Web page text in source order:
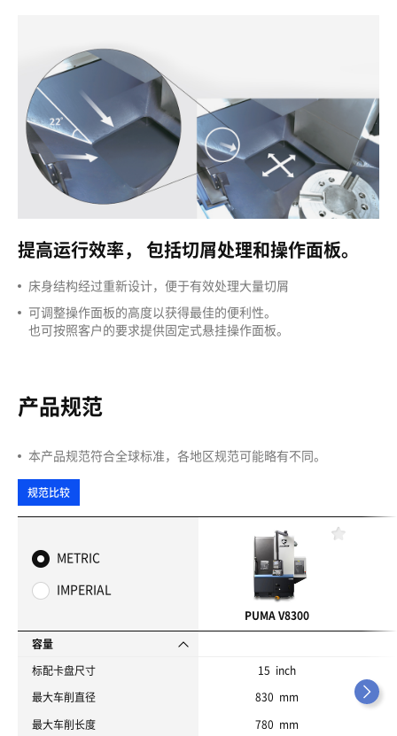
提高运行效率， 包括切屑处理和操作面板。
床身结构经过重新设计，便于有效处理大量切屑
可调整操作面板的高度以获得最佳的便利性。
也可按照客户的要求提供固定式悬挂操作面板。
产品规范
本产品规范符合全球标准，各地区规范可能略有不同。
规范比较
METRIC
IMPERIAL
容量
标配卡盘尺寸
最大车削直径
最大车削长度
PUMA V8300
15 inch
830 mm
780 mm